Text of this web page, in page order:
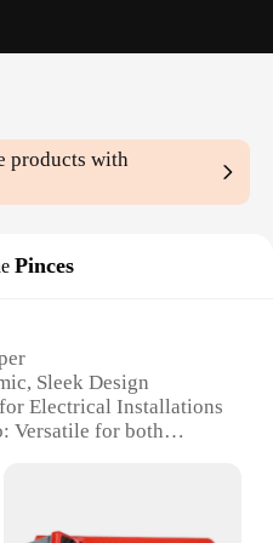
products with
Pinces
Sleek Design
Electrical Installations
Versatile for both
Quantity: Available in
Durable, Reliable